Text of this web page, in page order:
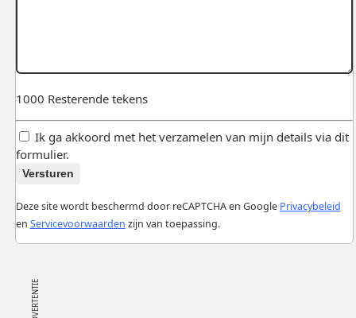
1000 Resterende tekens
Ik ga akkoord met het verzamelen van mijn details via dit
formulier.
Versturen
Deze site wordt beschermd door reCAPTCHA en Google Privacybeleid
en Servicevoorwaarden zijn van toepassing.